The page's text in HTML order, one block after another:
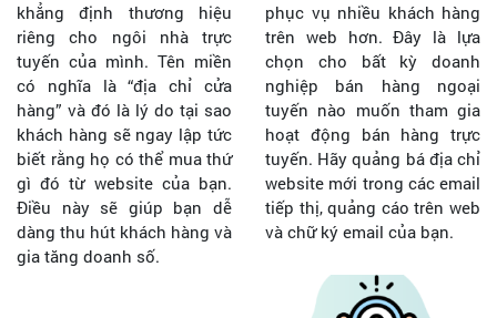
khẳng định thương hiệu
riêng cho ngôi nhà trực
tuyến của mình. Tên miền
có nghĩa là “địa chỉ cửa
hàng” và đó là lý do tại sao
khách hàng sẽ ngay lập tức
biết rằng họ có thể mua thứ
gì đó từ website của bạn.
Điều này sẽ giúp bạn dễ
dàng thu hút khách hàng và
gia tăng doanh số.
phục vụ nhiều khách hàng
trên web hơn. Đây là lựa
chọn cho bất kỳ doanh
nghiệp bán hàng ngoại
tuyến nào muốn tham gia
hoạt động bán hàng trực
tuyến. Hãy quảng bá địa chỉ
website mới trong các email
tiếp thị, quảng cáo trên web
và chữ ký email của bạn.